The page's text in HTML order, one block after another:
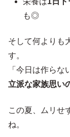
も◎
そして何よりも
す。
「今日は作ら
立派な家族思い
この夏、ムリせ
ね。